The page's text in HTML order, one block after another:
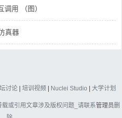
用 （图）
真器
讨论 | 培训视频 | Nuclei Studio | 大学计划
或引用文章涉及版权问题_请联系管理员删